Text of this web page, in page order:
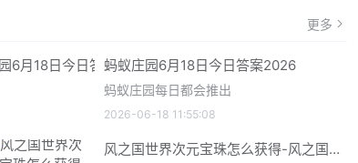
更多
蚂蚁庄园6月18日今日答案2026
蚂蚁庄园每日都会推出
2026-06-18 11:55:08
风之国世界次元宝珠怎么获得-风之国世界次元宝珠获取方法介绍